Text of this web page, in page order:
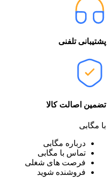
پشتیبانی تلفنی
تضمین اصالت کالا
با مگابی
درباره مگابی
تماس با مگابی
فرصت های شغلی
فروشنده شوید